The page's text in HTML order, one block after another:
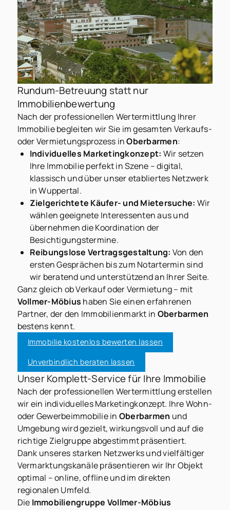
Rundum-Betreuung statt nur
Immobilienbewertung
Nach der professionellen Wertermittlung Ihrer
Immobilie begleiten wir Sie im gesamten Verkaufs-
oder Vermietungsprozess inOberbarmen:
Individuelles Marketingkonzept: Wir setzen
Ihre Immobilie perfekt in Szene – digital,
klassisch und über unser etabliertes Netzwerk
in Wuppertal.
Zielgerichtete Käufer- und Mietersuche: Wir
wählen geeignete Interessenten aus und
übernehmen die Koordination der
Besichtigungstermine.
Reibungslose Vertragsgestaltung: Von den
ersten Gesprächen bis zum Notartermin sind
wir beratend und unterstützend an Ihrer Seite.
Ganz gleich ob Verkauf oder Vermietung – mit
Vollmer-Möbius haben Sie einen erfahrenen
Partner, der den Immobilienmarkt in Oberbarmen
bestens kennt.
Immobilie kostenlos bewerten lassen
Unverbindlich beraten lassen
Unser Komplett-Service für Ihre Immobilie
Nach der professionellen Wertermittlung erstellen
wir ein individuelles Marketingkonzept. Ihre Wohn-
oder Gewerbeimmobilie in Oberbarmen und
Umgebung wird gezielt, wirkungsvoll und auf die
richtige Zielgruppe abgestimmt präsentiert.
Dank unseres starken Netzwerks und vielfältiger
Vermarktungskanäle präsentieren wir Ihr Objekt
optimal – online, offline und im direkten
regionalen Umfeld.
Die Immobiliengruppe Vollmer-Möbius